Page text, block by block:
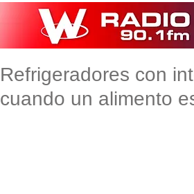
Refrigeradores con
cuando un alimento